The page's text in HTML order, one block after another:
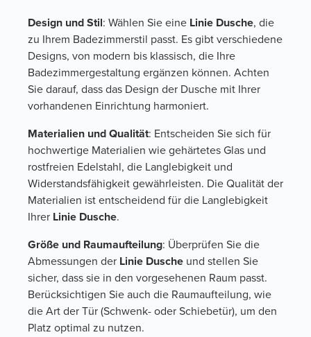
Design und Stil: Wählen Sie eine Linie Dusche, die
zu Ihrem Badezimmerstil passt. Es gibt verschiedene
Designs, von modern bis klassisch, die Ihre
Badezimmergestaltung ergänzen können. Achten
Sie darauf, dass das Design der Dusche mit Ihrer
vorhandenen Einrichtung harmoniert.
Materialien und Qualität: Entscheiden Sie sich für
hochwertige Materialien wie gehärtetes Glas und
rostfreien Edelstahl, die Langlebigkeit und
Widerstandsfähigkeit gewährleisten. Die Qualität der
Materialien ist entscheidend für die Langlebigkeit
Ihrer Linie Dusche.
Größe und Raumaufteilung: Überprüfen Sie die
Abmessungen der Linie Dusche und stellen Sie
sicher, dass sie in den vorgesehenen Raum passt.
Berücksichtigen Sie auch die Raumaufteilung, wie
die Art der Tür (Schwenk- oder Schiebetür), um den
Platz optimal zu nutzen.